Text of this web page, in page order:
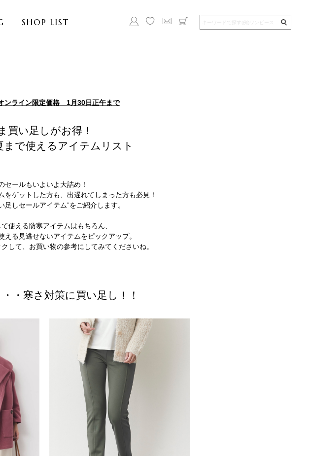
SHOP LIST
ンライン限定価格 1月30日正午まで
買い足しがお得！
まで使えるアイテムリスト
セールもいよいよ大詰め！
をゲットした方も、出遅れてしまった方も必見！
足しセールアイテム”をご紹介します。
使える防寒アイテムはもちろん、
える見逃せないアイテムをピックアップ。
して、お買い物の参考にしてみてくださいね。
・寒さ対策に買い足し！！